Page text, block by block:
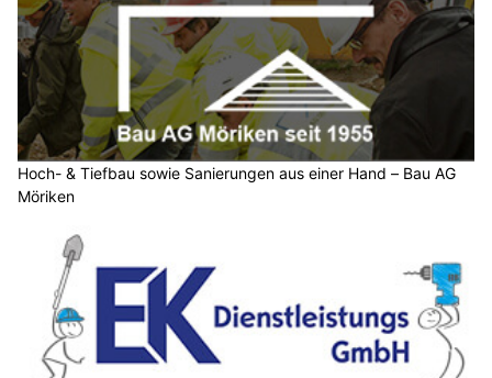
Hoch- & Tiefbau sowie Sanierungen aus einer Hand – Bau AG
Möriken